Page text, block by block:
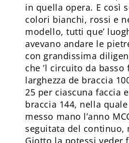
in quella opera. E così
colori bianchi, rossi e
modello, tutti que’
avevano andare le
con grandissima
che ’l circuito da
larghezza de braccia
25 per ciascuna faccia e
braccia 144, nella
messo mano l’anno
seguitata del continuo,
Giotto la potessi veder